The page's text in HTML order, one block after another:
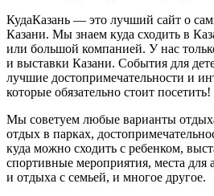
КудаКазань — это лучший сайт о
Казани. Мы знаем куда сходить в
или большой компанией. У нас
и выставки Казани. События для
лучшие достопримечательности и
которые обязательно стоит посетить!
Мы советуем любые варианты
отдых в парках,
куда можно сходить с ребенком,
спортивные мероприятия, места для
и отдыха с семьей, и многое другое.